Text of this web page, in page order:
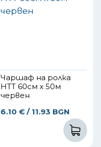
Чаршаф на ролка
НТТ 60см х 50м
червен
6.10 € / 11.93 BGN